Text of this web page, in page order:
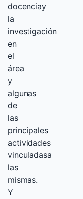
docenciay
la
investigación
en
el
área
y
algunas
de
las
principales
actividades
vinculadasa
las
mismas.
Y